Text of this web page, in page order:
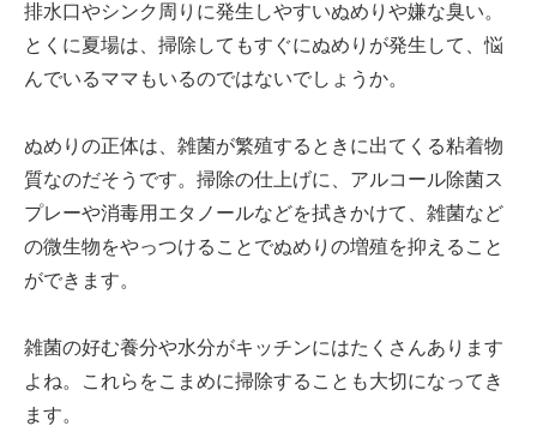
排水口やシンク周りに発生しやすいぬめりや嫌な臭い。
とくに夏場は、掃除してもすぐにぬめりが発生して、悩
んでいるママもいるのではないでしょうか。
ぬめりの正体は、雑菌が繁殖するときに出てくる粘着物
質なのだそうです。掃除の仕上げに、アルコール除菌ス
プレーや消毒用エタノールなどを拭きかけて、雑菌など
の微生物をやっつけることでぬめりの増殖を抑えること
ができます。
雑菌の好む養分や水分がキッチンにはたくさんあります
よね。これらをこまめに掃除することも大切になってき
ます。